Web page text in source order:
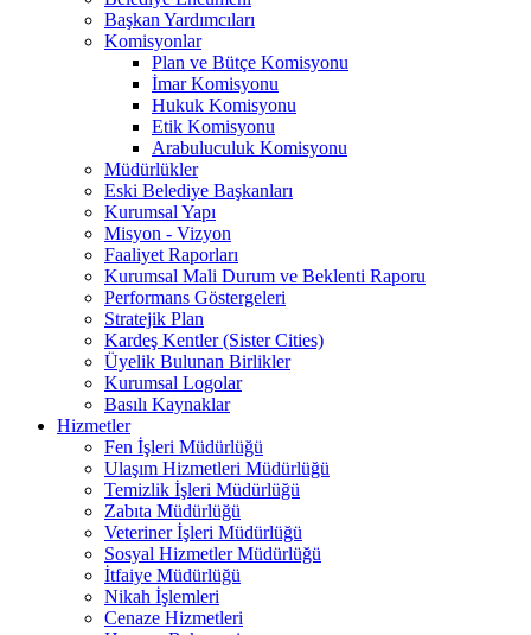
Başkan Yardımcıları
Komisyonlar
Plan ve Bütçe Komisyonu
İmar Komisyonu
Hukuk Komisyonu
Etik Komisyonu
Arabuluculuk Komisyonu
Müdürlükler
Eski Belediye Başkanları
Kurumsal Yapı
Misyon - Vizyon
Faaliyet Raporları
Kurumsal Mali Durum ve Beklenti Raporu
Performans Göstergeleri
Stratejik Plan
Kardeş Kentler (Sister Cities)
Üyelik Bulunan Birlikler
Kurumsal Logolar
Basılı Kaynaklar
Hizmetler
Fen İşleri Müdürlüğü
Ulaşım Hizmetleri Müdürlüğü
Temizlik İşleri Müdürlüğü
Zabıta Müdürlüğü
Veteriner İşleri Müdürlüğü
Sosyal Hizmetler Müdürlüğü
İtfaiye Müdürlüğü
Nikah İşlemleri
Cenaze Hizmetleri